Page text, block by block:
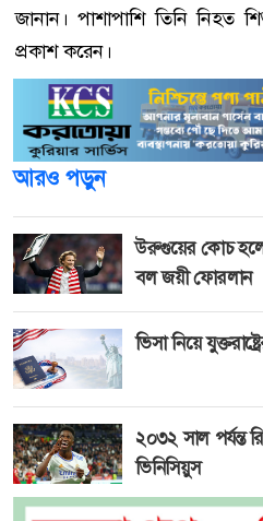
জানান। পাশাপাশি তিনি নিহত
প্রকাশ করেন।
আরও পড়ুন
উরুগুয়ের কোচ
বল জয়ী ফোরলান
ভিসা নিয়ে
২০৩২ সাল পর্যন্ত
ভিনিসিয়ুস